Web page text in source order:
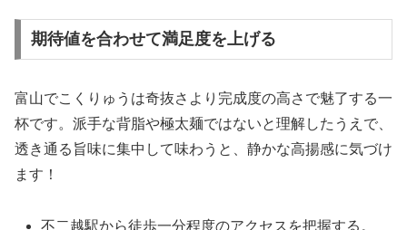
期待値を合わせて満足度を上げる
富山でこくりゅうは奇抜さより完成度の高さで魅了する一
杯です。派手な背脂や極太麺ではないと理解したうえで、
透き通る旨味に集中して味わうと、静かな高揚感に気づけ
ます！
不二越駅から徒歩一分程度のアクセスを把握する。